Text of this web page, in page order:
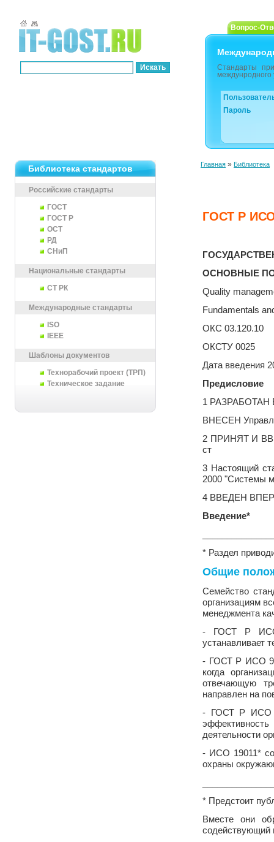
Вопрос-
Стандарты
Пароль
Библиотека стандартов
Российские стандарты
ГОСТ
ГОСТ Р
ОСТ
РД
СНиП
Национальные стандарты
СТ РК
Международные стандарты
ISO
IEEE
Шаблоны документов
Технорабочий проект (ТРП)
Техническое задание
Главная » Библиотека
ГОСТ Р ИСО
ОСНОВНЫЕ
Quality
Fundamentals
ОКС 03.120.10
ОКСТУ 0025
Дата введения
Предисловие
1 РАЗРАБОТАН
ВНЕСЕН
2 ПРИНЯТ И
ст
3 Настоящий
2000 "Системы
4 ВВЕДЕН
Введение*
* Раздел
Общие
Семейство
организациям
менеджмента
- ГОСТ Р ИСО
устанавливает
- ГОСТ Р ИСО
когда
отвечающую
направлен на
- ГОСТ Р ИСО
деятельности
- ИСО 19011*
охраны
* Предстоит
Вместе они
содействующий